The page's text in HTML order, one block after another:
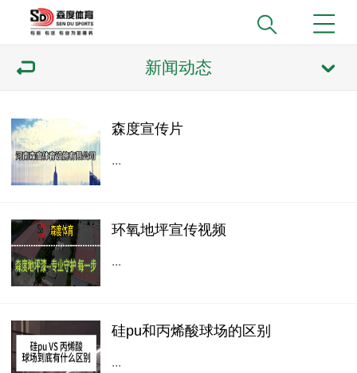
新闻动态
森度宣传片
...
环氧地坪宣传视频
...
硅pu和丙烯酸球场的区别
...